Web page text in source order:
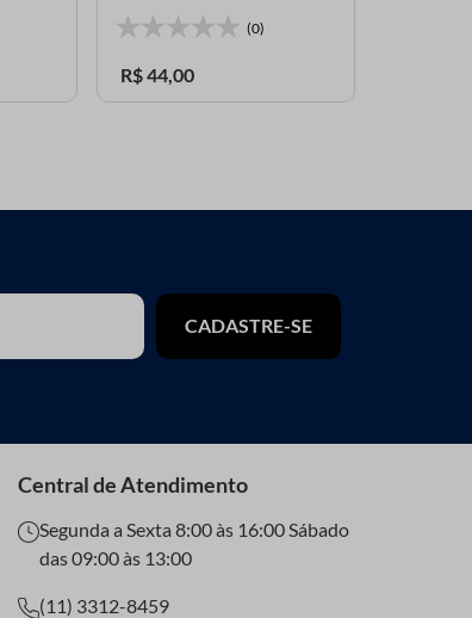
(0)
R$44,00
CADASTRE-SE
Central de Atendimento
Segunda a Sexta 8:00 às 16:00 Sábado
das 09:00 às 13:00
(11) 3312-8459